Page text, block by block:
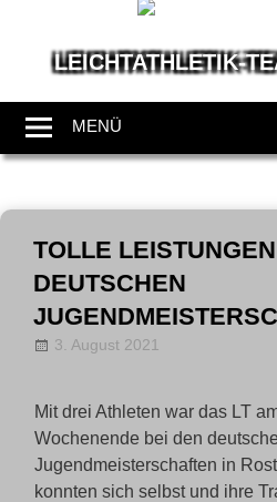
LEICHTATHLETIK-
leben
Leichtathletik
MENÜ
Zum
InhaltTOLLE
DEUTSCHEN
3. August 2021
Mit drei Athleten war das LT
Wochenende bei den
Jugendmeisterschaften in
konnten sich selbst und ihre